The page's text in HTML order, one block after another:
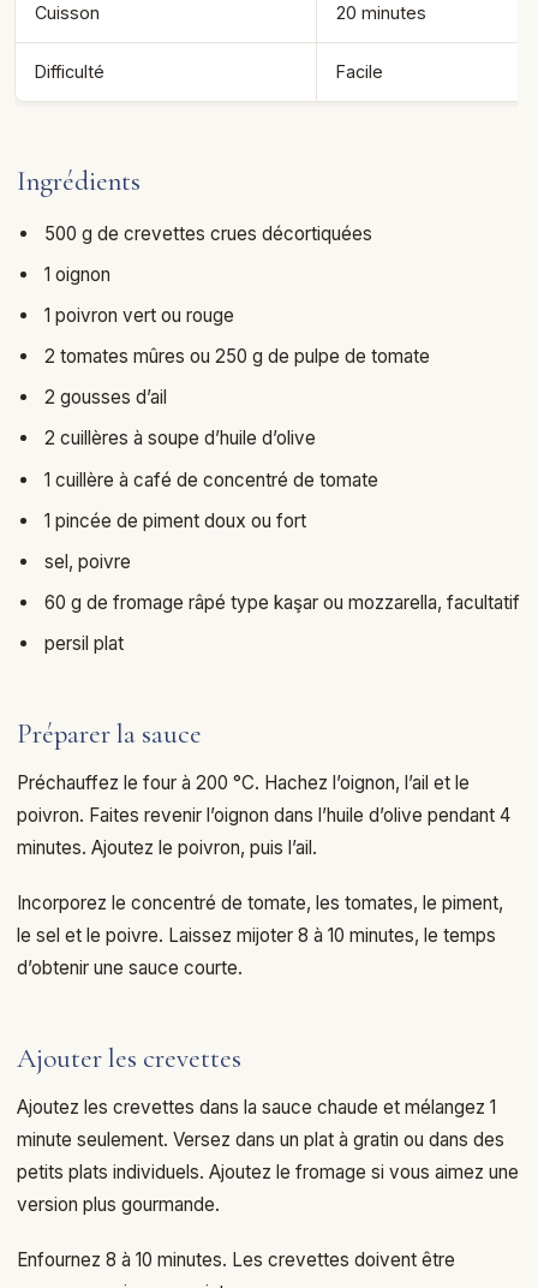
Cuisson 20 minutes
Difficulté Facile
Ingrédients
500 g de crevettes crues décortiquées
1 oignon
1 poivron vert ou rouge
2 tomates mûres ou 250 g de pulpe de tomate
2 gousses d’ail
2 cuillères à soupe d’huile d’olive
1 cuillère à café de concentré de tomate
1 pincée de piment doux ou fort
sel, poivre
60 g de fromage râpé type kaşar ou mozzarella, facultatif
persil plat
Préparer la sauce
Préchauffez le four à 200 °C. Hachez l’oignon, l’ail et le
poivron. Faites revenir l’oignon dans l’huile d’olive pendant 4
minutes. Ajoutez le poivron, puis l’ail.
Incorporez le concentré de tomate, les tomates, le piment,
le sel et le poivre. Laissez mijoter 8 à 10 minutes, le temps
d’obtenir une sauce courte.
Ajouter les crevettes
Ajoutez les crevettes dans la sauce chaude et mélangez 1
minute seulement. Versez dans un plat à gratin ou dans des
petits plats individuels. Ajoutez le fromage si vous aimez une
version plus gourmande.
Enfournez 8 à 10 minutes. Les crevettes doivent être